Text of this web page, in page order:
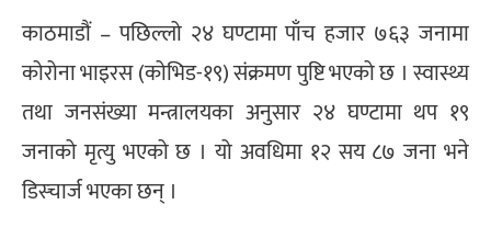
काठमाडौं – पछिल्लो २४ घण्टामा पाँच हजार ७६३ जनामा
कोरोना भाइरस (कोभिड-१९) संक्रमण पुष्टि भएको छ । स्वास्थ्य
तथा जनसंख्या मन्त्रालयका अनुसार २४ घण्टामा थप १९
जनाको मृत्यु भएको छ । यो अवधिमा १२ सय ८७ जना भने
डिस्चार्ज भएका छन् ।